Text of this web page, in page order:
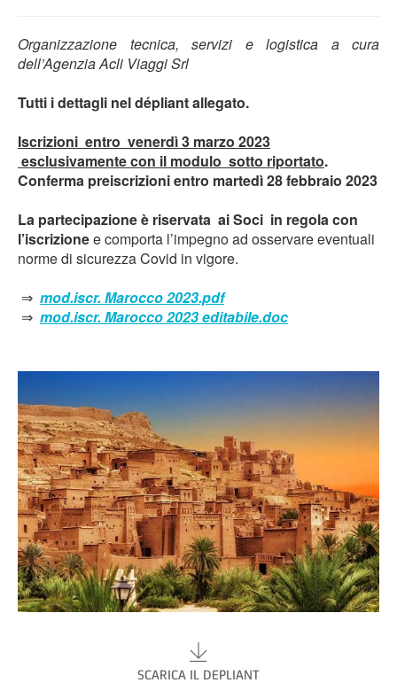
Organizzazione tecnica, servizi e logistica a cura
dell’Agenzia Acli Viaggi Srl
Tutti i dettagli nel dépliant allegato.
Iscrizioni entro venerdì 3 marzo 2023
esclusivamente con il modulo sotto riportato.
Conferma preiscrizioni entro martedì 28 febbraio 2023
La partecipazione è riservata ai Soci in regola con
l’iscrizionee comporta l’impegno ad osservare eventuali
norme di sicurezza Covid in vigore.
⇒ mod.iscr. Marocco 2023.pdf
⇒ mod.iscr. Marocco 2023 editabile.doc
SCARICA IL DEPLIANT